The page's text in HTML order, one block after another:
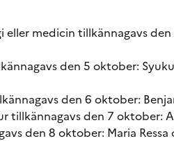
medicin tillkännagavs
den 5 oktober:
den 6 oktober:
tillkännagavs den 7 oktober:
den 8 oktober: Maria